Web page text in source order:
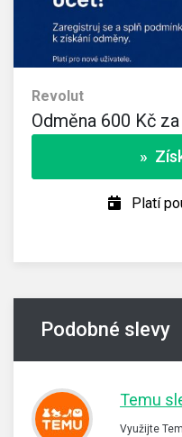
Revolut
Odměna 600 Kč
»
Platí
Podobné slevy
Temu
Využijte